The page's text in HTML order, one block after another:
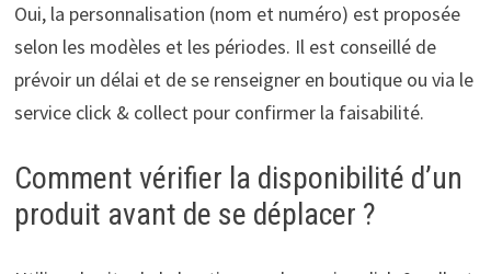
Oui, la personnalisation (nom et numéro) est proposée
selon les modèles et les périodes. Il est conseillé de
prévoir un délai et de se renseigner en boutique ou via le
service click & collect pour confirmer la faisabilité.
Comment vérifier la disponibilité d’un
produit avant de se déplacer ?